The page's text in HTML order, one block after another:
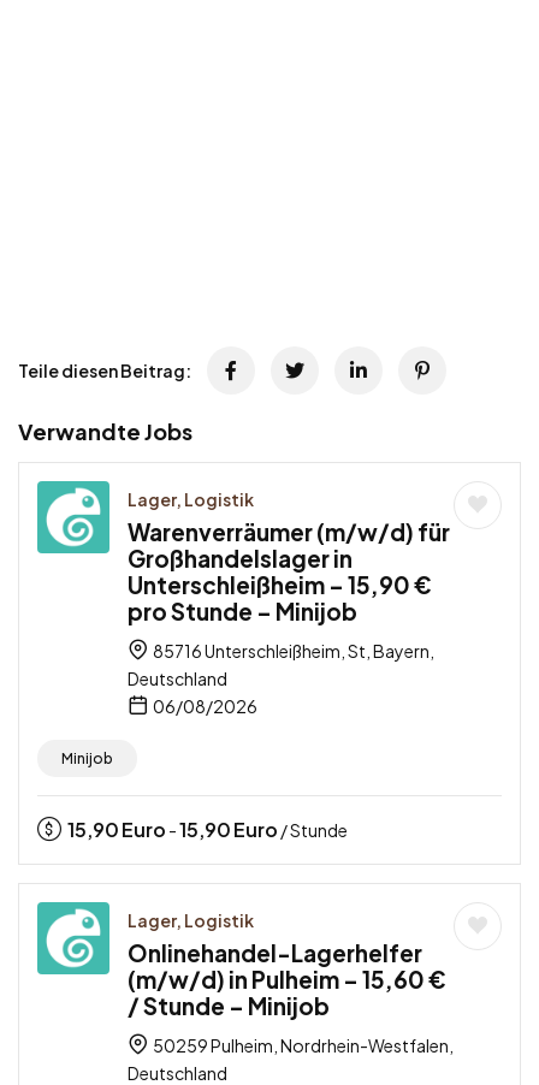
Teile diesen Beitrag:
Verwandte Jobs
Lager, Logistik
Warenverräumer (m/w/d) für
Großhandelslager in
Unterschleißheim – 15,90 €
pro Stunde – Minijob
85716 Unterschleißheim, St, Bayern,
Deutschland
06/08/2026
Minijob
15,90Euro -15,90Euro / Stunde
Lager, Logistik
Onlinehandel-Lagerhelfer
(m/w/d) in Pulheim – 15,60 €
/ Stunde – Minijob
50259 Pulheim, Nordrhein-Westfalen,
Deutschland